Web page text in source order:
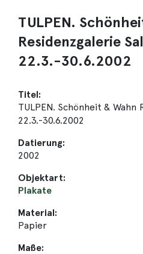
TULPEN.
Residenzgalerie
22.3.-30.6.2002
Titel:
TULPEN. Schönheit &
22.3.-30.6.2002
Datierung:
2002
Objektart:
Plakate
Material:
Papier
Maße: